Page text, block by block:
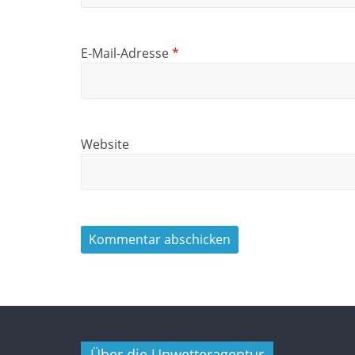
E-Mail-Adresse*
Website